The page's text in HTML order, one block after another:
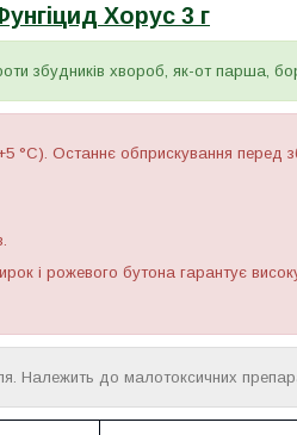
Хорус 3 г
збудників хвороб, як-от парша,
°C). Останнє обприскування перед
і рожевого бутона гарантує
Належить до малотоксичних